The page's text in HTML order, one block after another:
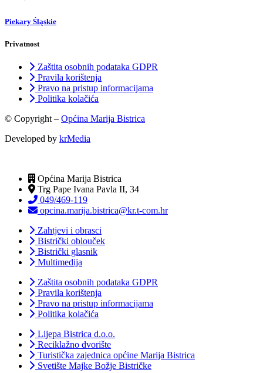
Piekary Śląskie
Privatnost
Zaštita osobnih podataka GDPR
Pravila korištenja
Pravo na pristup informacijama
Politika kolačića
© Copyright – Općina Marija Bistrica
Developed by krMedia
Općina Marija Bistrica
Trg Pape Ivana Pavla II, 34
049/469-119
opcina.marija.bistrica@kr.t-com.hr
Zahtjevi i obrasci
Bistrički oblouček
Bistrički glasnik
Multimedija
Zaštita osobnih podataka GDPR
Pravila korištenja
Pravo na pristup informacijama
Politika kolačića
Lijepa Bistrica d.o.o.
Reciklažno dvorište
Turistička zajednica općine Marija Bistrica
Svetište Majke Božje Bistričke